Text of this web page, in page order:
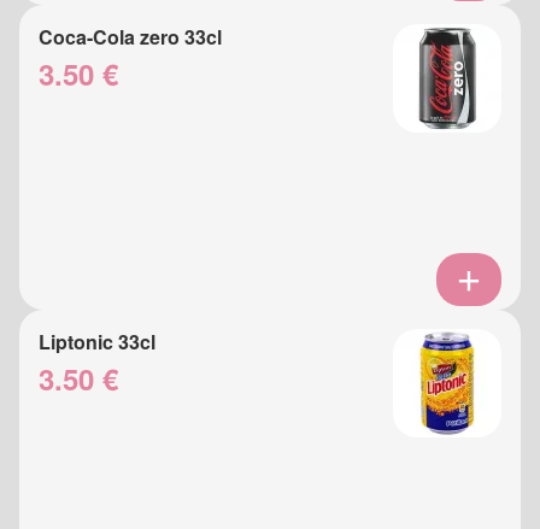
Coca-Cola zero 33cl
3.50 €
Liptonic 33cl
3.50 €